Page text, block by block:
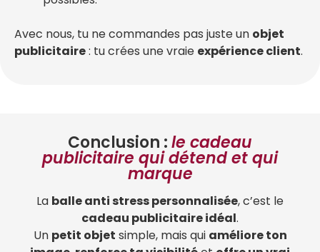
Avec nous, tu ne commandes pas juste un objet
publicitaire: tu crées une vraie expérience client.
Conclusion :le cadeau
publicitaire qui détend et qui
marque
La balle anti stress personnalisée, c’est le
cadeau publicitaire idéal.
Un petit objet simple, mais qui améliore ton